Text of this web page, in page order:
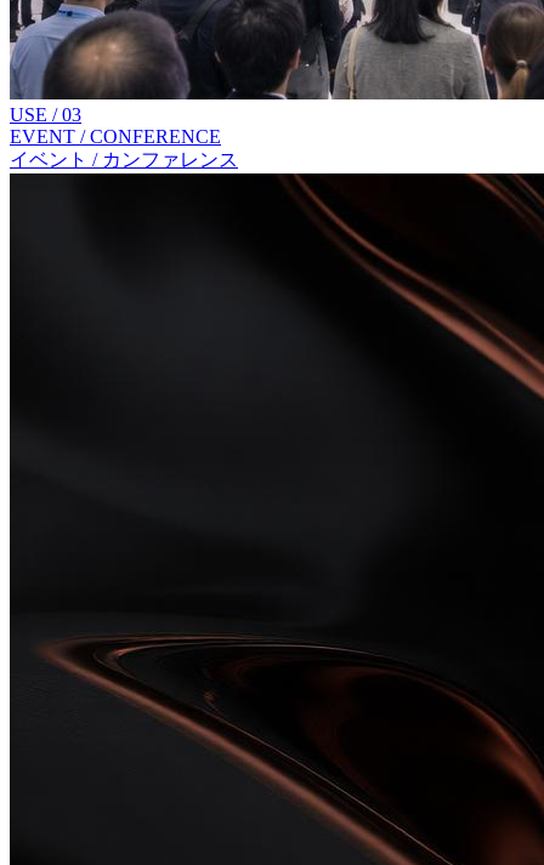
USE /03
EVENT / CONFERENCE
イベント / カンファレンス